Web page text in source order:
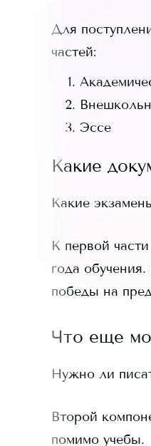
Для
частей:
Эссе
Какие
Какие
К первой
года
победы на
Что еще
Нужно ли
Второй
помимо учебы.